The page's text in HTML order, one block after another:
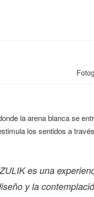
la arena blanca se
los sentidos a
es una
y la